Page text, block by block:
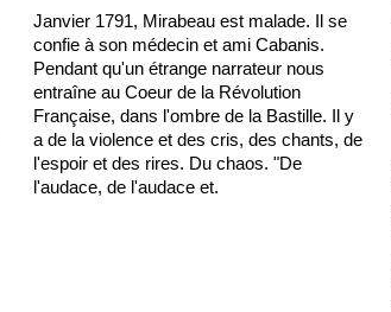
Janvier 1791, Mirabeau est malade. Il se
confie à son médecin et ami Cabanis.
Pendant qu'un étrange narrateur nous
entraîne au Coeur de la Révolution
Française, dans l'ombre de la Bastille. Il y
a de la violence et des cris, des chants, de
l'espoir et des rires. Du chaos. "De
l'audace, de l'audace et.